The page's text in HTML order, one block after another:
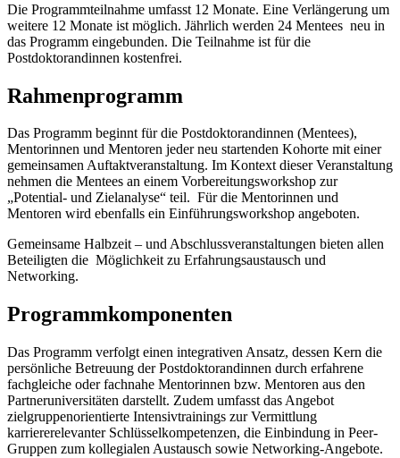
Die Programmteilnahme umfasst 12 Monate. Eine Verlängerung um
weitere 12 Monate ist möglich. Jährlich werden 24 Mentees neu in
das Programm eingebunden. Die Teilnahme ist für die
Postdoktorandinnen kostenfrei.
Rahmenprogramm
Das Programm beginnt für die Postdoktorandinnen (Mentees),
Mentorinnen und Mentoren jeder neu startenden Kohorte mit einer
gemeinsamen Auftaktveranstaltung. Im Kontext dieser Veranstaltung
nehmen die Mentees an einem Vorbereitungsworkshop zur
„Potential- und Zielanalyse“ teil. Für die Mentorinnen und
Mentoren wird ebenfalls ein Einführungsworkshop angeboten.
Gemeinsame Halbzeit – und Abschlussveranstaltungen bieten allen
Beteiligten die Möglichkeit zu Erfahrungsaustausch und
Networking.
Programmkomponenten
Das Programm verfolgt einen integrativen Ansatz, dessen Kern die
persönliche Betreuung der Postdoktorandinnen durch erfahrene
fachgleiche oder fachnahe Mentorinnen bzw. Mentoren aus den
Partneruniversitäten darstellt. Zudem umfasst das Angebot
zielgruppenorientierte Intensivtrainings zur Vermittlung
karriererelevanter Schlüsselkompetenzen, die Einbindung in Peer-
Gruppen zum kollegialen Austausch sowie Networking-Angebote.